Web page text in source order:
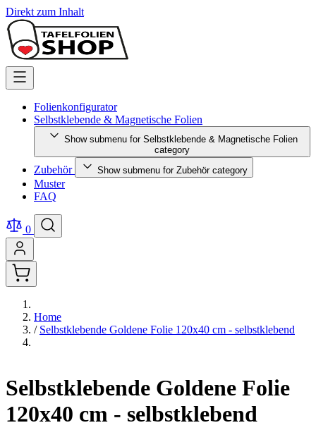
Direkt zum Inhalt
Folienkonfigurator
Selbstklebende & Magnetische Folien
Show submenu for Selbstklebende & Magnetische Folien
category
Zubehör Show submenu for Zubehör category
Muster
FAQ
0
Home
/ Selbstklebende Goldene Folie 120x40 cm - selbstklebend
Selbstklebende Goldene Folie
120x40 cm - selbstklebend